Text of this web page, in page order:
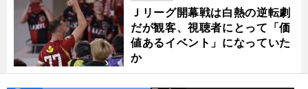
Ｊリーグ開幕戦は白熱の逆転劇
だが観客、視聴者にとって「価
値あるイベント」になっていた
か